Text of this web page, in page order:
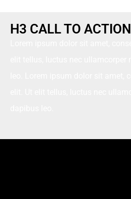
H3 CALL TO ACTION